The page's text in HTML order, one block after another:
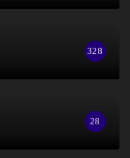
328
28